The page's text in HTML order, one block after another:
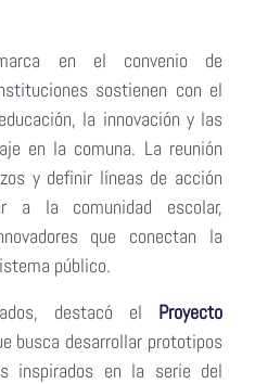
en el convenio de
sostienen con el
la innovación y las
en la comuna. La reunión
y definir líneas de acción
a la comunidad escolar,
que conectan la
público.
destacó el Proyecto
busca desarrollar prototipos
inspirados en la serie del